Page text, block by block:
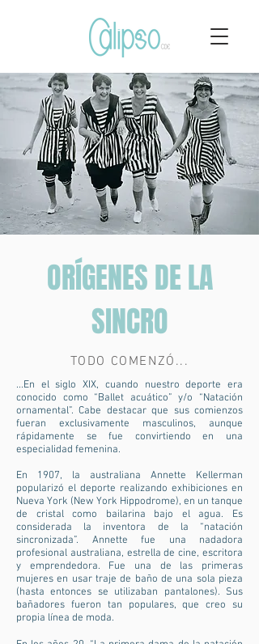
ORÍGENES DE LA
SINCRO
TODO COMENZÓ...
...En el siglo XIX, cuando nuestro deporte era
conocido como “Ballet acuático” y/o “Natación
ornamental”. Cabe destacar que sus comienzos
fueran exclusivamente masculinos, aunque
rápidamente se fue convirtiendo en una
especialidad femenina.
En 1907, la australiana Annette Kellerman
popularizó el deporte realizando exhibiciones en
Nueva York (New York Hippodrome), en un tanque
de cristal como bailarina bajo el agua. Es
considerada la inventora de la “natación
sincronizada”. Annette fue una nadadora
profesional australiana, estrella de cine, escritora
y emprendedora. Fue una de las primeras
mujeres en usar traje de baño de una sola pieza
(hasta entonces se utilizaban pantalones). Sus
bañadores fueron tan populares, que creo su
propia línea de moda.